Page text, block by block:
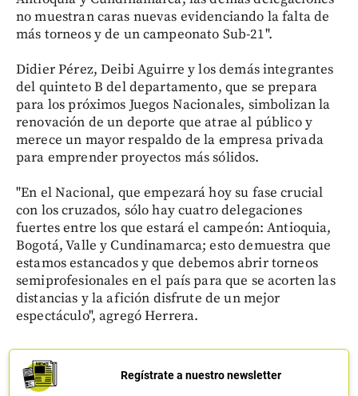
no muestran caras nuevas evidenciando la falta de
más torneos y de un campeonato Sub-21".
Didier Pérez, Deibi Aguirre y los demás integrantes
del quinteto B del departamento, que se prepara
para los próximos Juegos Nacionales, simbolizan la
renovación de un deporte que atrae al público y
merece un mayor respaldo de la empresa privada
para emprender proyectos más sólidos.
"En el Nacional, que empezará hoy su fase crucial
con los cruzados, sólo hay cuatro delegaciones
fuertes entre los que estará el campeón: Antioquia,
Bogotá, Valle y Cundinamarca; esto demuestra que
estamos estancados y que debemos abrir torneos
semiprofesionales en el país para que se acorten las
distancias y la afición disfrute de un mejor
espectáculo", agregó Herrera.
Regístrate a nuestro newsletter